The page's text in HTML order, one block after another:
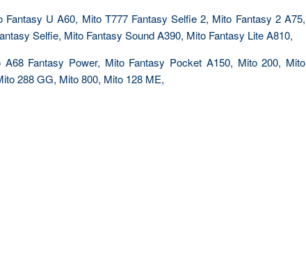
Fantasy U A60, Mito T777 Fantasy Selfie 2, Mito Fantasy 2 A75,
Selfie, Mito Fantasy Sound A390, Mito Fantasy Lite A810,
Fantasy Power, Mito Fantasy Pocket A150, Mito 200, Mito
288 GG, Mito 800, Mito 128 ME,